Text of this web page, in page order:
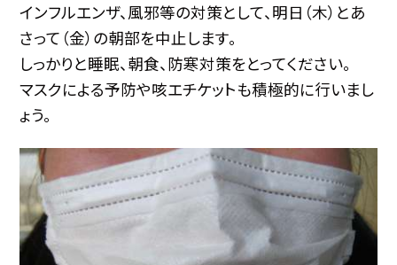
インフルエンザ、風邪等の対策として、明日（木）とあ
さって（金）の朝部を中止します。
しっかりと睡眠、朝食、防寒対策をとってください。
マスクによる予防や咳エチケットも積極的に行いまし
ょう。